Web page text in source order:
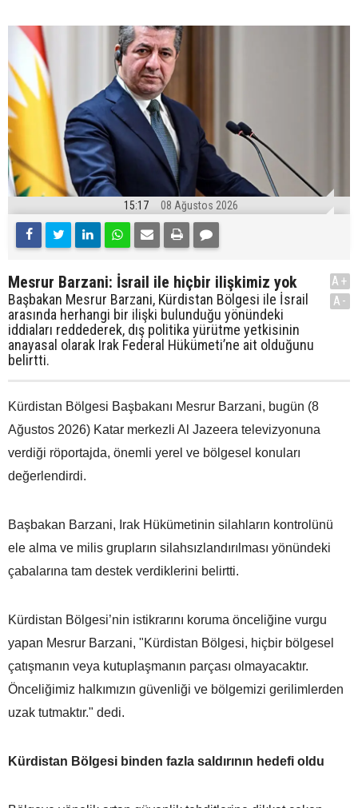
15:17 08 Ağustos 2026
Mesrur Barzani: İsrail ile hiçbir ilişkimiz yok
Başbakan Mesrur Barzani, Kürdistan Bölgesi ile İsrail
arasında herhangi bir ilişki bulunduğu yönündeki
iddiaları reddederek, dış politika yürütme yetkisinin
anayasal olarak Irak Federal Hükümeti’ne ait olduğunu
belirtti.
A+
A-
Kürdistan Bölgesi Başbakanı Mesrur Barzani, bugün (8
Ağustos 2026) Katar merkezli Al Jazeera televizyonuna
verdiği röportajda, önemli yerel ve bölgesel konuları
değerlendirdi.
Başbakan Barzani, Irak Hükümetinin silahların kontrolünü
ele alma ve milis grupların silahsızlandırılması yönündeki
çabalarına tam destek verdiklerini belirtti.
Kürdistan Bölgesi’nin istikrarını koruma önceliğine vurgu
yapan Mesrur Barzani, "Kürdistan Bölgesi, hiçbir bölgesel
çatışmanın veya kutuplaşmanın parçası olmayacaktır.
Önceliğimiz halkımızın güvenliği ve bölgemizi gerilimlerden
uzak tutmaktır." dedi.
Kürdistan Bölgesi binden fazla saldırının hedefi oldu